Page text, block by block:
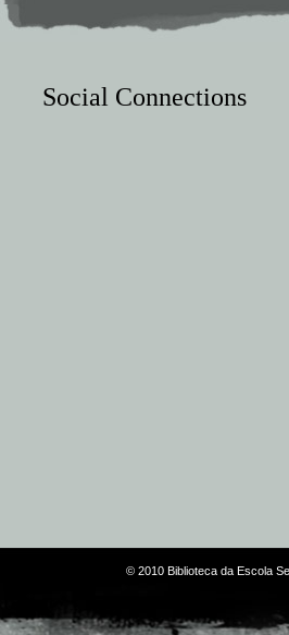
Social Connections
© 2010 Biblioteca da Escola